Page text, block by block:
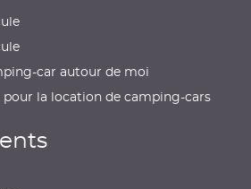
car autour de moi
pour la location de camping-cars